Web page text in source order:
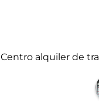
Centro alquiler de